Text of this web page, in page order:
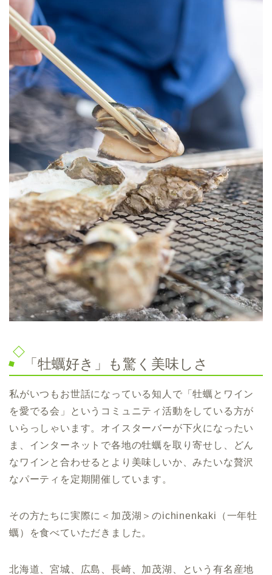
「牡蠣好き」も驚く美味しさ
私がいつもお世話になっている知人で「牡蠣とワイン
を愛でる会」というコミュニティ活動をしている方が
いらっしゃいます。オイスターバーが下火になったい
ま、インターネットで各地の牡蠣を取り寄せし、どん
なワインと合わせるとより美味しいか、みたいな贅沢
なパーティを定期開催しています。
その方たちに実際に＜加茂湖＞のichinenkaki（一年牡
蠣）を食べていただきました。
北海道、宮城、広島、長崎、加茂湖、という有名産地